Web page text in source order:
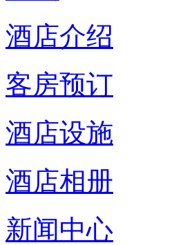
酒店介绍
客房预订
酒店设施
酒店相册
新闻中心